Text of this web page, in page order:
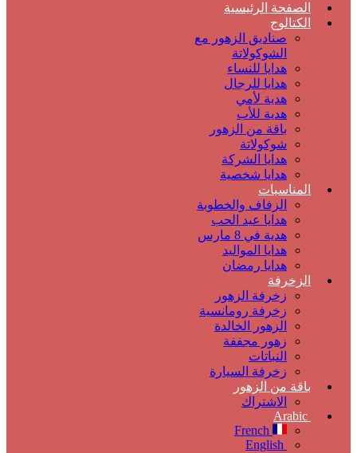
الصفحة الرئيسية
الكتالوج
صناديق الزهور مع
الشوكولاتة
هدايا للنساء
هدايا للرجال
هدية لأمي
هدية للأب
باقة من الزهور
شوكولاتة
هدايا الشركة
هدايا شخصية
المناسبات
الزفاف والخطوبة
هدايا عيد الحب
هدية في 8 مارس
هدايا المواليد
هدايا رمضان
الزخرفة
زخرفة الزهور
زخرفة رومانسية
الزهور الخالدة
زهور مجففة
النباتات
زخرفة السيارة
باقة من الزهور
الاشتراك
Arabic
French
English